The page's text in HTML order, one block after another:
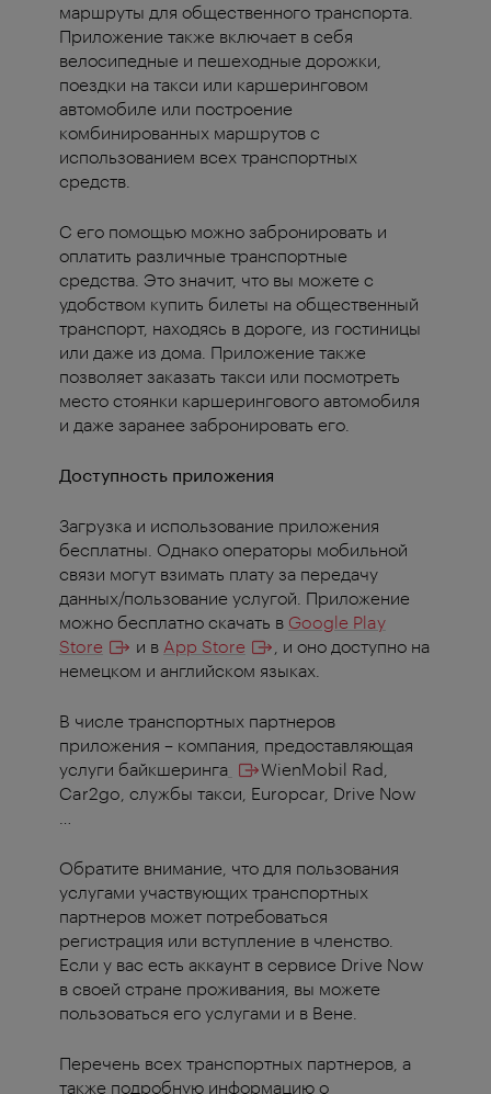
маршруты для общественного транспорта.
Приложение также включает в себя
велосипедные и пешеходные дорожки,
поездки на такси или каршеринговом
автомобиле или построение
комбинированных маршрутов с
использованием всех транспортных
средств.
С его помощью можно забронировать и
оплатить различные транспортные
средства. Это значит, что вы можете с
удобством купить билеты на общественный
транспорт, находясь в дороге, из гостиницы
или даже из дома. Приложение также
позволяет заказать такси или посмотреть
место стоянки каршерингового автомобиля
и даже заранее забронировать его.
Доступность приложения
Загрузка и использование приложения
бесплатны. Однако операторы мобильной
связи могут взимать плату за передачу
данных/пользование услугой. Приложение
можно бесплатно скачать в Google Play
Store
и в App Store
, и оно доступно на
немецком и английском языках.
В числе транспортных партнеров
приложения – компания, предоставляющая
услуги байкшеринга
WienMobil Rad,
Car2go, службы такси, Europcar, Drive Now
Обратите внимание, что для пользования
услугами участвующих транспортных
партнеров может потребоваться
регистрация или вступление в членство.
Если у вас есть аккаунт в сервисе Drive Now
в своей стране проживания, вы можете
пользоваться его услугами и в Вене.
Перечень всех транспортных партнеров, а
также подробную информацию о